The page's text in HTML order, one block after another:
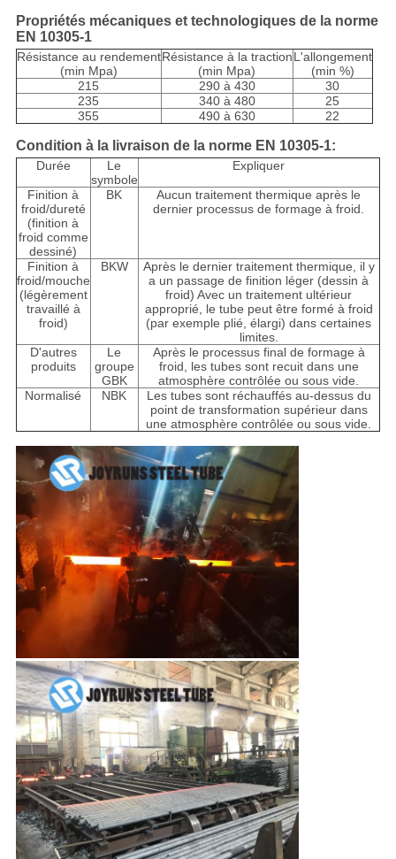
Propriétés mécaniques et technologiques de la norme
EN 10305-1
Résistance au rendement
(min Mpa)
Résistance à la traction
(min Mpa)
L'allongement
(min %)
215
290 à 430
30
235
340 à 480
25
355
490 à 630 22
Condition à la livraison de la norme EN 10305-1:
Durée
Le
symbole
Expliquer
Finition à
froid/dureté
(finition à
froid comme
dessiné)
BK
Aucun traitement thermique après le
dernier processus de formage à froid.
Finition à
froid/mouche
(légèrement
travaillé à
froid)
BKW
Après le dernier traitement thermique, il y
a un passage de finition léger (dessin à
froid) Avec un traitement ultérieur
approprié, le tube peut être formé à froid
(par exemple plié, élargi) dans certaines
limites.
D'autres
produits
Le
groupe
GBK
Après le processus final de formage à
froid, les tubes sont recuit dans une
atmosphère contrôlée ou sous vide.
Normalisé
NBK
Les tubes sont réchauffés au-dessus du
point de transformation supérieur dans
une atmosphère contrôlée ou sous vide.